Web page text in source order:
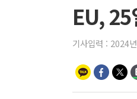
EU, 25
기사입력 : 2024